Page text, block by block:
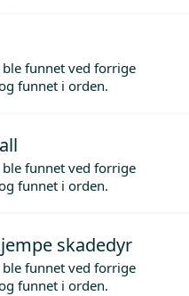
funnet ved forrige
funnet i orden.
funnet ved forrige
funnet i orden.
skadedyr
funnet ved forrige
funnet i orden.